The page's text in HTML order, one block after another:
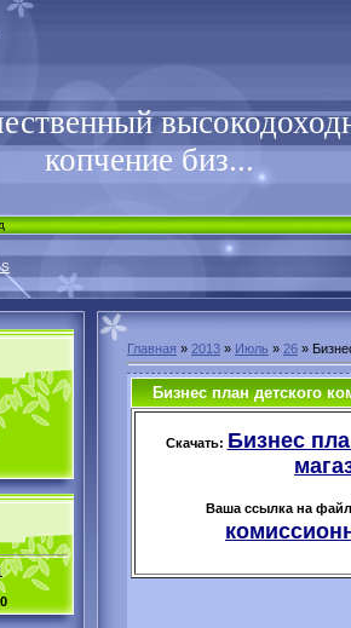
копчение биз...
0
Главная » 2013 » Июль » 26 »
Бизнес план детского
Скачать: Бизнес
Ваша ссылка на